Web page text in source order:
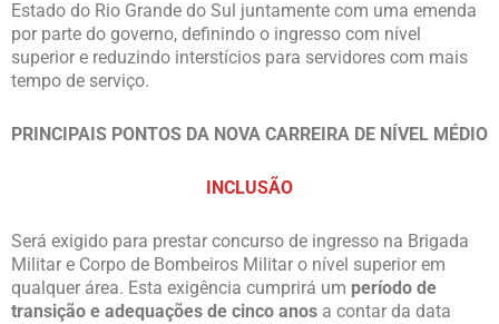
Estado do Rio Grande do Sul juntamente com uma emenda
por parte do governo, definindo o ingresso com nível
superior e reduzindo interstícios para servidores com mais
tempo de serviço.
PRINCIPAIS PONTOS DA NOVA CARREIRA DE NÍVEL MÉDIO
INCLUSÃO
Será exigido para prestar concurso de ingresso na Brigada
Militar e Corpo de Bombeiros Militar o nível superior em
qualquer área. Esta exigência cumprirá um período de
transição e adequações de cinco anos a contar da data